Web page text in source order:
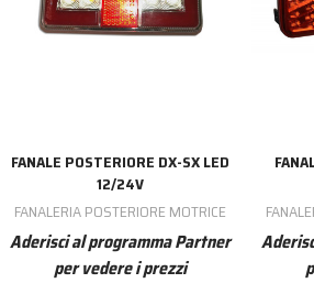
FANALE POSTERIORE DX-SX LED
12/24V
FANALERIA POSTERIORE MOTRICE
Aderisci al programma Partner
per vedere i prezzi